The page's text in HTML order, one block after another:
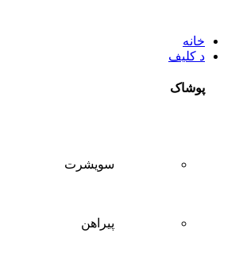
خانه
د کلیف
پوشاک
سويشرت
پیراهن